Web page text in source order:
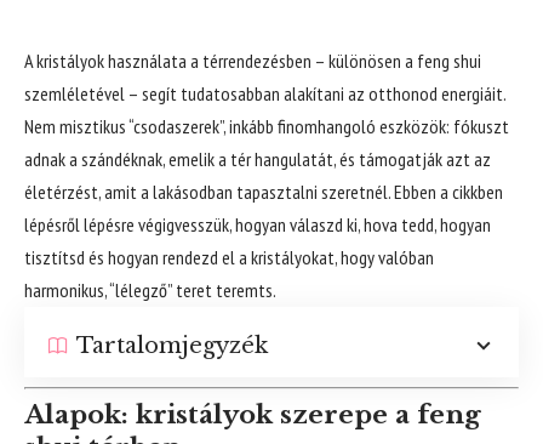
A kristályok használata a térrendezésben – különösen a feng shui
szemléletével – segít tudatosabban alakítani az otthonod energiáit.
Nem misztikus “csodaszerek”, inkább finomhangoló eszközök: fókuszt
adnak a szándéknak, emelik a tér hangulatát, és támogatják azt az
életérzést, amit a lakásodban tapasztalni szeretnél. Ebben a cikkben
lépésről lépésre végigvesszük, hogyan válaszd ki, hova tedd, hogyan
tisztítsd és hogyan rendezd el a kristályokat, hogy valóban
harmonikus, “lélegző” teret teremts.
Tartalomjegyzék
Alapok: kristályok szerepe a feng